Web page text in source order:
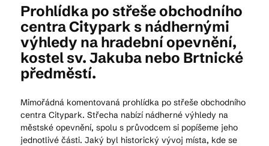
© 2026 Brána Jihlavy
Prohlídka po střeše obchodního
centra Citypark s nádhernými
výhledy na hradební opevnění,
kostel sv. Jakuba nebo Brtnické
předměstí.
Mimořádná komentovaná prohlídka po střeše obchodního
centra Citypark. Střecha nabízí nádherné výhledy na
městské opevnění, spolu s průvodcem si popíšeme jeho
jednotlivé části. Jaký byl historický vývoj místa, kde se